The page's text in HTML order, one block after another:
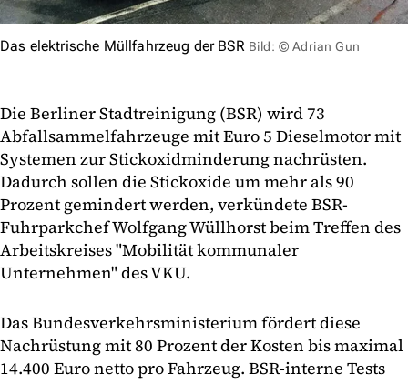
Das elektrische Müllfahrzeug der BSR Bild: © Adrian Gun
Die Berliner Stadtreinigung (BSR) wird 73
Abfallsammelfahrzeuge mit Euro 5 Dieselmotor mit
Systemen zur Stickoxidminderung nachrüsten.
Dadurch sollen die Stickoxide um mehr als 90
Prozent gemindert werden, verkündete BSR-
Fuhrparkchef Wolfgang Wüllhorst beim Treffen des
Arbeitskreises "Mobilität kommunaler
Unternehmen" des VKU.
Das Bundesverkehrsministerium fördert diese
Nachrüstung mit 80 Prozent der Kosten bis maximal
14.400 Euro netto pro Fahrzeug. BSR-interne Tests